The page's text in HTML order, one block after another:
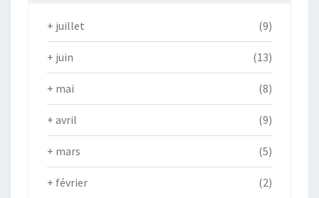
+ juillet (9)
+ juin (13)
+ mai (8)
+ avril (9)
+ mars (5)
+ février (2)